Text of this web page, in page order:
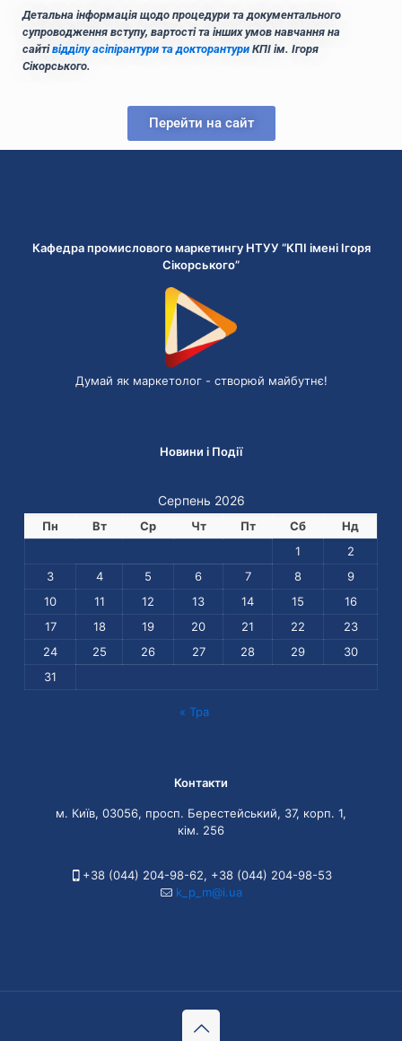
Детальна інформація щодо процедури та документального
супроводження вступу, вартості та інших умов навчання на
сайтівідділу асіпірантури та докторантури КПІ ім. Ігоря
Сікорського.
Перейти на сайт
Кафедра промислового маркетингу НТУУ “КПІ імені Ігоря
Сікорського”
Думай як маркетолог - cтворюй майбутнє!
Новини і Події
Серпень 2026
Пн Вт Ср Чт Пт Сб
Нд
1
2
3
4 5 6 7 8
9
10
11 12 13 14 15
16
17
18 19 20 21 22
23
24
25 26 27 28 29
30
31
« Тра
Контакти
м. Київ, 03056, просп. Берестейський, 37, корп. 1,
кім. 256
+38 (044) 204-98-62, +38 (044) 204-98-53
k_p_m@i.ua